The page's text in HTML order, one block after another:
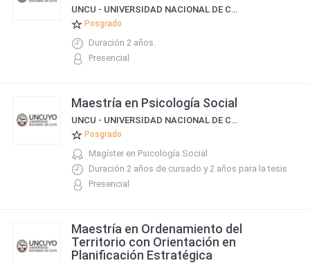
UNCU - UNIVERSIDAD NACIONAL DE CUYO
Posgrado
Duración 2 años.
Presencial
Maestría en Psicología Social
UNCU - UNIVERSIDAD NACIONAL DE CUYO
Posgrado
Magíster en Psicología Social
Duración 2 años de cursado y 2 años para la tesis
Presencial
Maestría en Ordenamiento del
Territorio con Orientación en
Planificación Estratégica